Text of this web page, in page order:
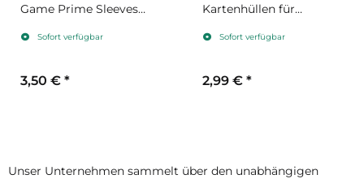
Game Prime Sleeves
Sofort verfügbar
3,50 € *
Kartenhüllen für
Sofort verfügbar
2,99 € *
Unser Unternehmen sammelt über den unabhängigen